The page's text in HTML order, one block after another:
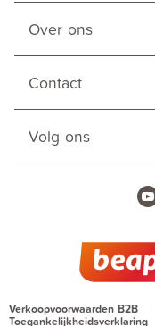
Over ons
Contact
Volg ons
Verkoopvoorwaarden B2B
Toegankelijkheidsverklaring